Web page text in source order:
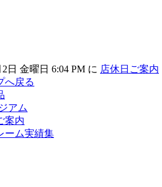
日 金曜日 6:04 PM に 店休日ご案内